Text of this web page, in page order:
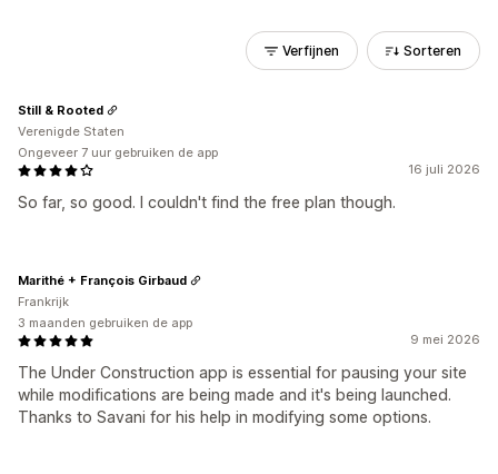
Verfijnen Sorteren
16 juli 2026
So far, so good. I couldn't find the free plan though.
Still & Rooted
Verenigde Staten
Ongeveer 7 uur gebruiken de app
9 mei 2026
The Under Construction app is essential for pausing your site
while modifications are being made and it's being launched.
Thanks to Savani for his help in modifying some options.
Marithé + François Girbaud
Frankrijk
3 maanden gebruiken de app